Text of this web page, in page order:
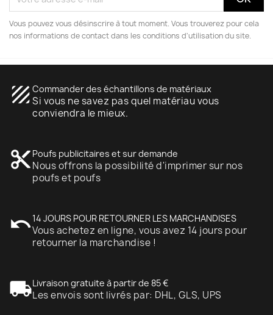
Vous pouvez vous désinscrire à tout moment. Vous trouverez pour cela
nos informations de contact dans les conditions d'utilisation du site.
texture Commander des échantillons de matériaux
Si vous ne savez pas quel matériau vous
conviendra le mieux.
content_cut Poufs publicitaires et sur demande
Nous offrons la possibilité d'imprimer sur nos
poufs et poufs
undo14 JOURS POUR RETOURNER LES MARCHANDISES
Vous achetez en ligne, vous avez 14 jours pour
retourner la marchandise !
local_shippingLivraison gratuite à partir de 85 €
Les envois sont livrés par: DHL, GLS, UPS